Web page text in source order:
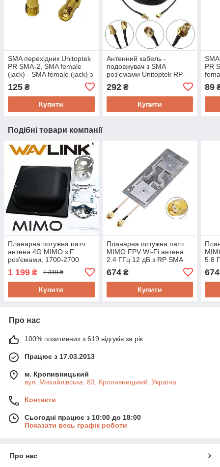
SMA перехідник Unitoptek
PR SMA-2, SMA female
(jack) - SMA female (jack) з
125 ₴
Купити
Антенний кабель -
подовжувач з SMA
роз'ємами Unitoptek RP-
SMA-3, довжиною 3 метри
292₴
Купити
PR
89
Подібні товари компанії
Планарна потужна патч
антена 4G MIMO з F
роз'ємами, 1700-2700
МГц 18 дБ WavLink F/4G.
Універсальне під'єднання
1 199 ₴ 1 349 ₴
Купити
Планарна потужна патч
MIMO FPV Wi-Fi антена
2.4 ГГц 12 дБ з RP SMA
роз'ємами WavLink 2.4G-
RP SMA
674₴
Купити
5.8
RP
674
Про нас
100% позитивних з 619 відгуків за рік
Працює з 17.03.2013
м. Кропивницький
вул. Михайлівська, 83, Кропивницький, Україна
Контакти
Сьогодні працює з 10:00 до 18:00
Показати весь графік роботи
Про нас